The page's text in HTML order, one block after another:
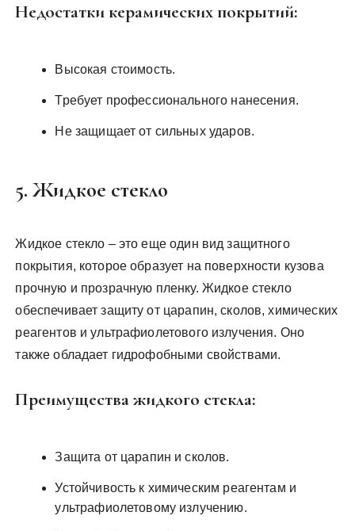
Недостатки керамических покрытий:
Высокая стоимость.
Требует профессионального нанесения.
Не защищает от сильных ударов.
5. Жидкое стекло
Жидкое стекло – это еще один вид защитного
покрытия, которое образует на поверхности кузова
прочную и прозрачную пленку. Жидкое стекло
обеспечивает защиту от царапин, сколов, химических
реагентов и ультрафиолетового излучения. Оно
также обладает гидрофобными свойствами.
Преимущества жидкого стекла:
Защита от царапин и сколов.
Устойчивость к химическим реагентам и
ультрафиолетовому излучению.